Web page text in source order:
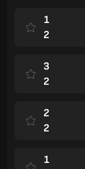
1
2
3
2
2
2
1